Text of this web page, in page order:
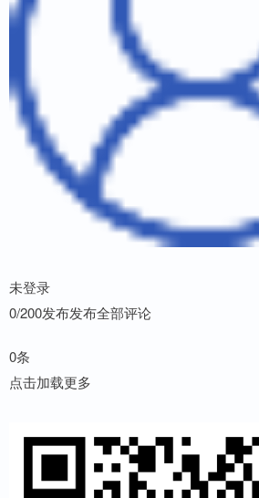
未登录
0/200发布发布全部评论
0条
点击加载更多